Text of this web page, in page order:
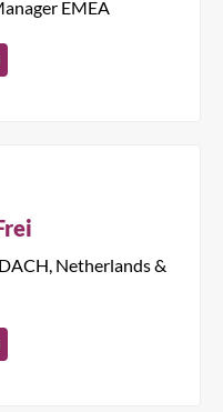
EMEA
Netherlands &